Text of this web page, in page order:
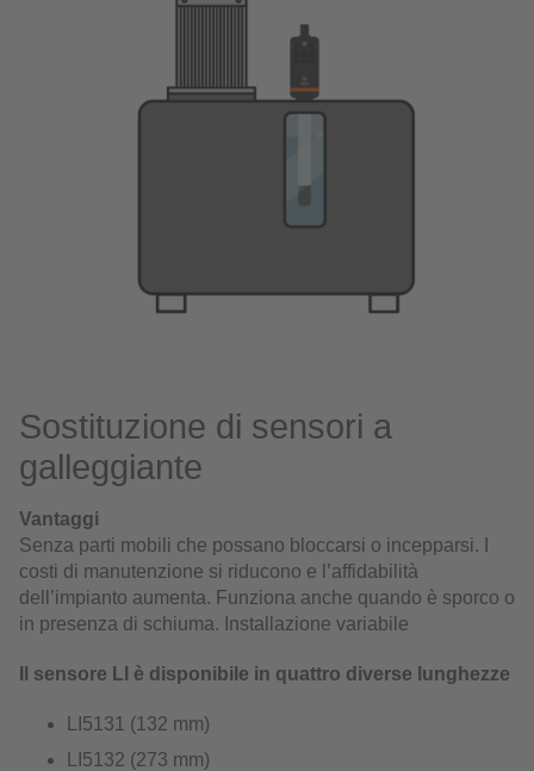
Sostituzione di sensori a
galleggiante
Vantaggi
Senza parti mobili che possano bloccarsi o incepparsi. I
costi di manutenzione si riducono e l’affidabilità
dell’impianto aumenta. Funziona anche quando è sporco o
in presenza di schiuma. Installazione variabile
Il sensore LI è disponibile in quattro diverse lunghezze
LI5131 (132 mm)
LI5132 (273 mm)